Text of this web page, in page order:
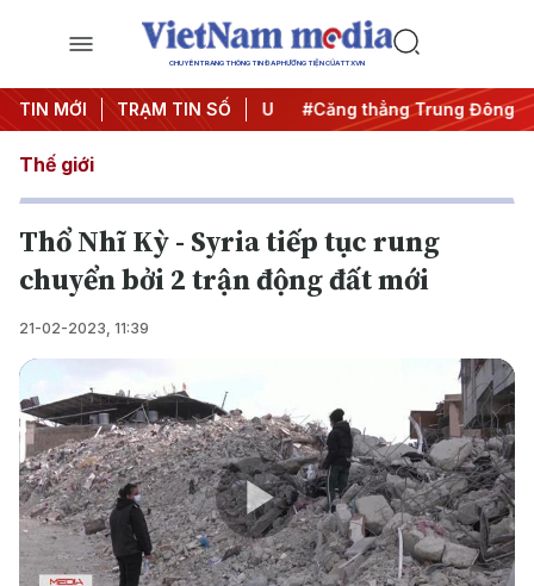
CHUYÊN TRANG THÔNG TIN ĐA PHƯƠNG TIỆN CỦA TTXVN
TIN MỚI TRẠM TIN SỐ
#Chống khai thác IUU #Căng thẳng Trung Đông
Thế giới
Thổ Nhĩ Kỳ - Syria tiếp tục rung
chuyển bởi 2 trận động đất mới
21-02-2023, 11:39
Play